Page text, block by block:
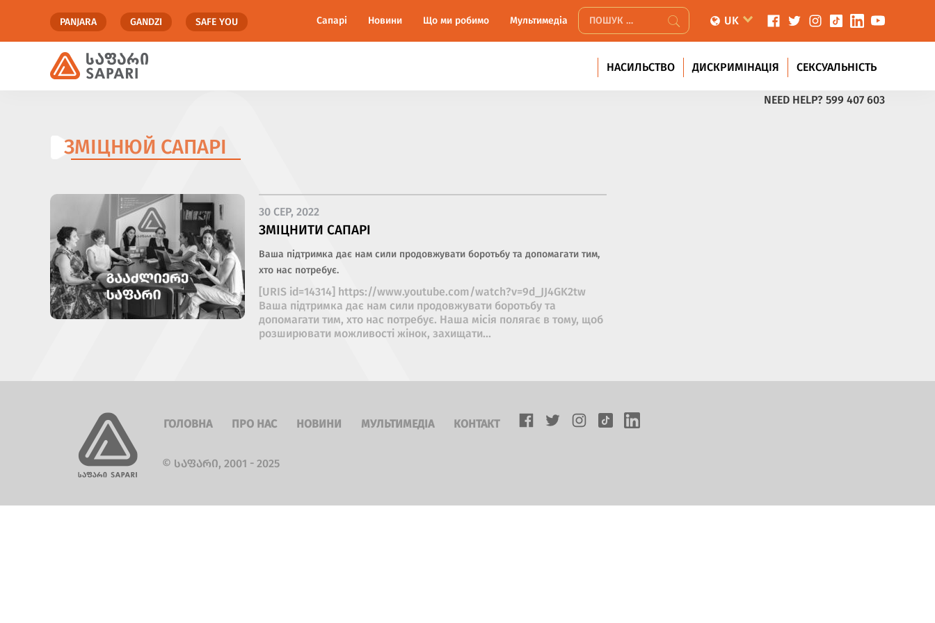
PANJARA GANDZI SAFE YOU Сапарi Новини Що ми робимо Мультимедіа UK
НАСИЛЬСТВО ДИСКРИМІНАЦІЯ СЕКСУАЛЬНІСТЬ
NEED HELP? 599 407 603
ЗМІЦНЮЙ САПАРІ
30 СЕР, 2022
ЗМІЦНИТИ САПАРІ
Ваша підтримка дає нам сили продовжувати боротьбу та допомагати тим,
хто нас потребує.
[URIS id=14314] https://www.youtube.com/watch?v=9d_JJ4GK2tw
Ваша підтримка дає нам сили продовжувати боротьбу та
допомагати тим, хто нас потребує. Наша місія полягає в тому, щоб
розширювати можливості жінок, захищати...
ГОЛОВНА ПРО НАС НОВИНИ МУЛЬТИМЕДІА КОНТАКТ
© ᲡᲐᲤᲐᲠᲘ, 2001 - 2025